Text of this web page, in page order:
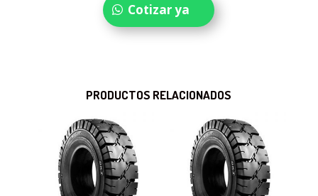
Cotizar ya
PRODUCTOS RELACIONADOS